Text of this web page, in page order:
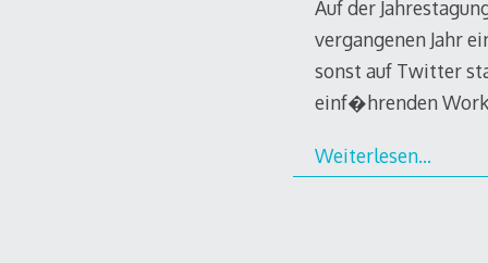
Auf der
vergangenen Jahr
sonst auf Twitter
einf�hrenden
Weiterlesen…